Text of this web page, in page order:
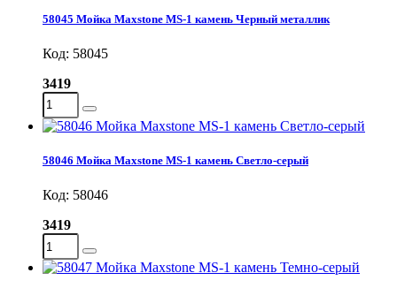
58045 Мойка Maxstone MS-1 камень Черный металлик
Код: 58045
3419
58046 Мойка Maxstone MS-1 камень Светло-серый
Код: 58046
3419